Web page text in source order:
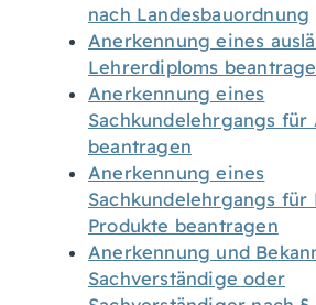
nach Landesbauordnung
Anerkennung eines
Lehrerdiploms
Anerkennung eines
Sachkundelehrgangs für
beantragen
Anerkennung eines
Sachkundelehrgangs für
Produkte beantragen
Anerkennung und
Sachverständige oder